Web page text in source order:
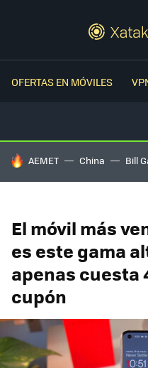
OFERTAS EN MÓVILES
HOY SE HABLA DE
AEMET China Bill
El móvil más
es este gama
apenas cuesta
cupón